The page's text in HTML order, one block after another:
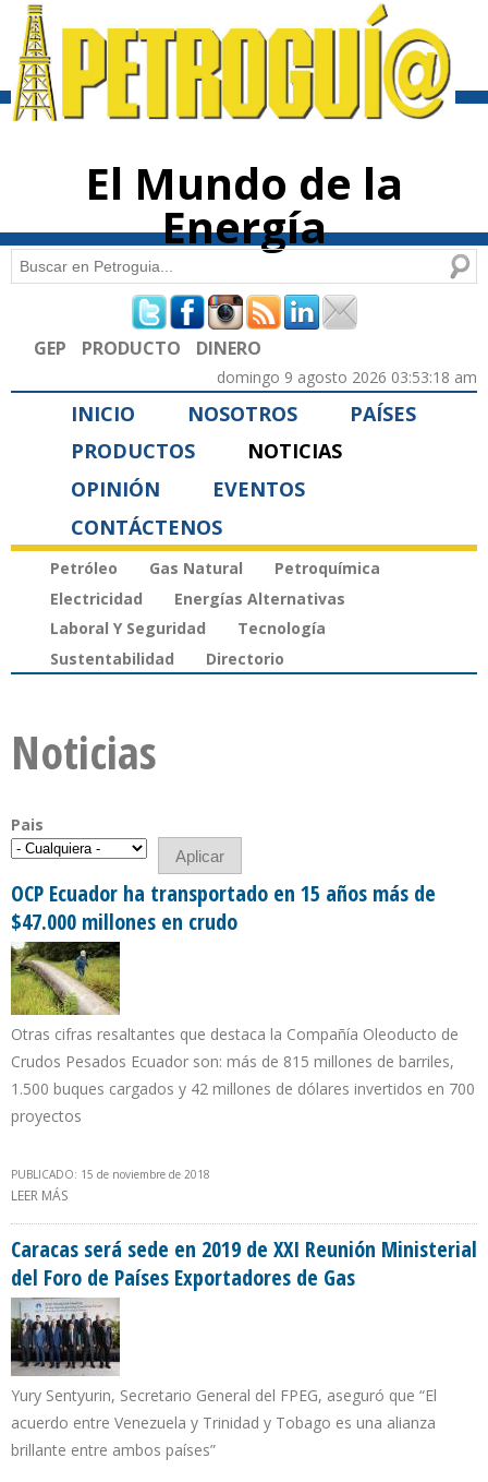
contenido
El Mundo de la
Energía
Formulario de búsqueda
Buscar
GEP PRODUCTO DINERO
domingo 9 agosto 2026 03:53:18 am
INICIO NOSOTROS
PAÍSES
PRODUCTOS
NOTICIAS
OPINIÓN
EVENTOS
CONTÁCTENOS
Petróleo Gas Natural
Petroquímica
Electricidad
Energías Alternativas
Laboral Y Seguridad
Tecnología
Sustentabilidad
Directorio
Noticias
Pais
OCP Ecuador ha transportado en 15 años más de
$47.000 millones en crudo
Otras cifras resaltantes que destaca la Compañía Oleoducto de
Crudos Pesados Ecuador son: más de 815 millones de barriles,
1.500 buques cargados y 42 millones de dólares invertidos en 700
proyectos
PUBLICADO: 15 de noviembre de 2018
LEER MÁS
Caracas será sede en 2019 de XXI Reunión Ministerial
del Foro de Países Exportadores de Gas
Yury Sentyurin, Secretario General del FPEG, aseguró que “El
acuerdo entre Venezuela y Trinidad y Tobago es una alianza
brillante entre ambos países”